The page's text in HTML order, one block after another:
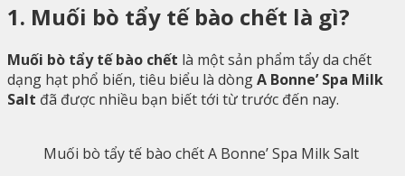
1. Muối bò tẩy tế bào chết là gì?
Muối bò tẩy tế bào chết là một sản phẩm tẩy da chết
dạng hạt phổ biến, tiêu biểu là dòngA Bonne’ Spa Milk
Salt đã được nhiều bạn biết tới từ trước đến nay.
Muối bò tẩy tế bào chết A Bonne’ Spa Milk Salt